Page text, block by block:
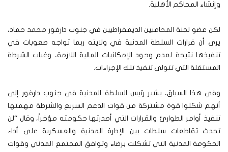
وإنشاء المحاكم الأهلية.
لكن عضو لجنة المحاميين الديمقراطيين في جنوب دارفور محمد حماد،
يرى أن قرارات السلطة المدنية في ولايته ربما تواجه صعوبات في
تنفيذها نتيجة لعدم وجود الإمكانيات المالية اللازمة، وغياب الشرطة
المستقلة التي تتولى تنفيذ تلك الإجراءات.
وفي هذا السياق، يشير رئيس السلطة المدنية في جنوب دارفور إلى
أنهم شكلوا قوة مشتركة من قوات الدعم السريع والشرطة مهمتها
تنفيذ أوامر الطوارئ والقرارات التي أصدرتها حكومته مؤخراً، وقال “لن
تحدث تقاطعات سلطات بين الإدارة المدنية والعسكرية على أداء
الحكومة المدنية التي تشكلت برضاء وتوافق المجتمع المدني وقوات